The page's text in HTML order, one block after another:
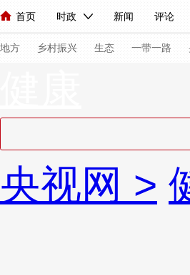
首页 时政 新闻 评论
人民领袖习近平 联播+ 中国领导人
直播 栏目大全 节目单
海外频道 iPanda English Монгол
地方 乡村振兴 生态 一带一路
人民领袖习近平 联播+ 热解
央视网 >